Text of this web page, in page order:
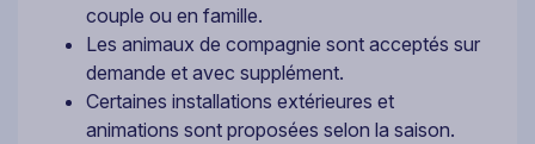
couple ou en famille.
Les animaux de compagnie sont acceptés sur
demande et avec supplément.
Certaines installations extérieures et
animations sont proposées selon la saison.